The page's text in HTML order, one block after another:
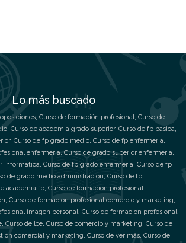
Lo más buscado
, Curso de formación profesional, Curso de
, Curso de academia grado superior, Curso de fp basica,
, Curso de fp grado medio, Curso de fp enfermeria,
enfermeria,Curso de grado superior enfermeria,
informatica, Curso de fp grado enfermeria, Curso de fp
de grado medio administración, Curso de fp
academia fp, Curso de formacion profesional
, Curso de formacion profesional comercio y marketing,
imagen personal, Curso de formacion profesional
, Curso de loe, Curso de comercio y marketing, Curso de
comercial y marketing, Curso de ver más, Curso de